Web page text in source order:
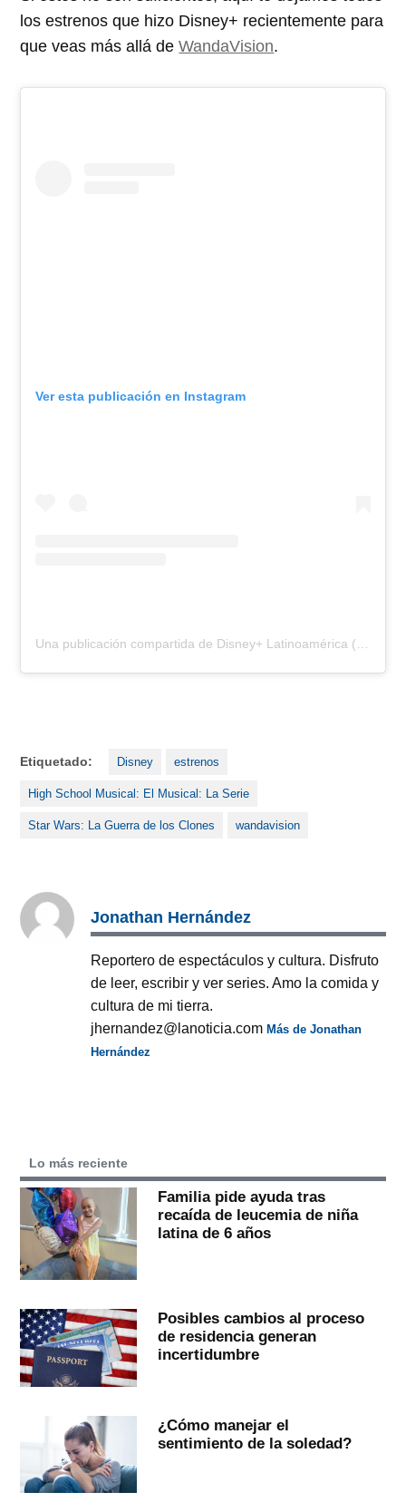
los estrenos que hizo Disney+ recientemente para
que veas más allá deWandaVision.
Ver esta publicación en Instagram
Etiquetado: Disney estrenos
High School Musical: El Musical: La Serie
Star Wars: La Guerra de los Clones wandavision
Jonathan Hernández
Reportero de espectáculos y cultura. Disfruto
de leer, escribir y ver series. Amo la comida y
cultura de mi tierra.
jhernandez@lanoticia.comMás de Jonathan
Hernández
Lo más reciente
Familia pide ayuda tras
recaída de leucemia de niña
latina de 6 años
Posibles cambios al proceso
de residencia generan
incertidumbre
¿Cómo manejar el
sentimiento de la soledad?